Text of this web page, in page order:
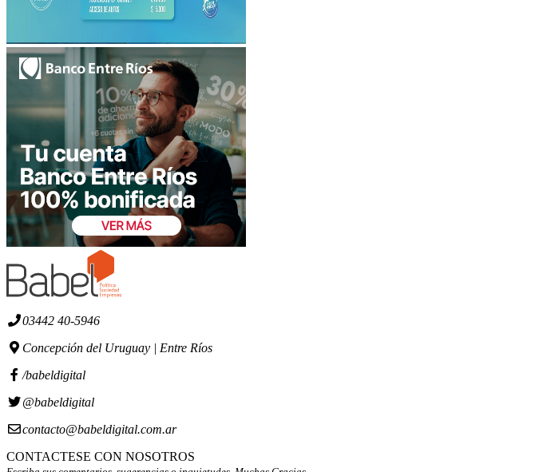
03442 40-5946
Concepción del Uruguay | Entre Ríos
/babeldigital
@babeldigital
contacto@babeldigital.com.ar
CONTACTESE CON NOSOTROS